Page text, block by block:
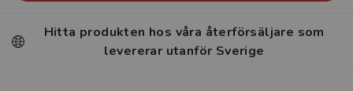
Hitta produkten hos våra återförsäljare som
levererar utanför Sverige